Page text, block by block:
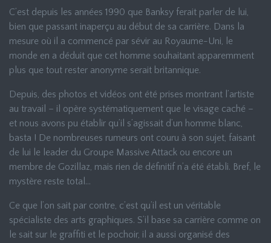
C’est depuis les années 1990 que Banksy ferait parler de lui,
bien que passant inaperçu au début de sa carrière. Dans la
mesure où il a commencé par sévir au Royaume-Uni, le
monde en a déduit que cet homme souhaitant apparemment
plus que tout rester anonyme serait britannique.
Depuis, des photos et vidéos ont été prises montrant l’artiste
au travail – il opère systématiquement que le visage caché –
et nous avons pu établir qu’il s’agissait d’un homme blanc,
basta ! De nombreuses rumeurs ont couru à son sujet, faisant
de lui le leader du Groupe Massive Attack ou encore un
membre de Gozillaz, mais rien de définitif n’a été établi. Bref, le
mystère reste total…
Ce que l’on sait par contre, c’est qu’il est un véritable
spécialiste des arts graphiques. S’il base sa carrière comme on
le sait sur le graffiti et le pochoir, il a aussi organisé des